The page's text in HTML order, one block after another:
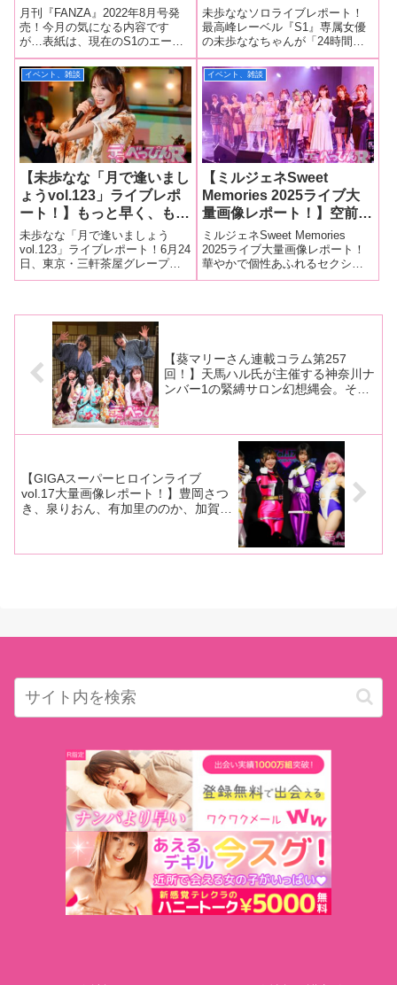
ーには、上原亜衣、市川ま
さみ、あべみかこ！人気女
優インタビューは倉本すみ
れ、夏目響！新人インタビ
ューには未歩なな、五十嵐
清華、千鶴えまが登場！
月刊『FANZA』2022年8月号発
売！今月の気になる内容です
が…表紙は、現在のS1のエー
ス・河北彩花！ そして、「AV
最高峰 S級GIRLS THIS IS NO.1
STYLE!」 と称した全13ページ
のS1総力大特集！ もちろん、
その
曲ライブ、LAST 2
HOURS
APPEARANCE（最後の2
時間）をレポート！
未歩ななソロライブレポート！
最高峰レーベル『S1』専属女優
の未歩ななちゃんが「24時間な
なチャレ」と題して、9月28日夜
から29日夜にかけ、24時間で100
曲もの楽曲を歌いきる前代未聞
のライブイベントにチャレンジ
しました！同イベントをやるき
イベント、雑談
【未歩なな「月で逢いまし
ょうvol.123」ライブレポ
ート！】もっと早く、もっ
と輝くまで走り続けた未歩
ななが超満員のファンを迎
えライブを楽しむ境地
に！ 太陽のヒマワリ娘は
未歩なな「月で逢いましょう
vol.123」ライブレポート！6月24
日、東京・三軒茶屋グレープフ
ルーツムーンにて、デビュー3周
逢いましょう＃123」が開催され
ました！今回もミルキーポップ
イベント、雑談
【ミルジェネSweet
Memories 2025ライブ大
量画像レポート！】空前絶
後のビッグライブが今年も
開催！ 人気セクシー女
優・タレントがステージで
華やかな夢の共演を繰り広
ミルジェネSweet Memories
2025ライブ大量画像レポート！
華やかで個性あふれるセクシー
女優・タレントが出演する唯一
下「ミルジェネ」）が、大規模
【葵マリーさん連載コラム第257
回！】天馬ハル氏が主催する神奈川ナ
ンバー1の緊縛サロン幻想縄会。その
【GIGAスーパーヒロインライブ
vol.17大量画像レポート！】豊岡さつ
き、泉りおん、有加里ののか、加賀美
攻撃！